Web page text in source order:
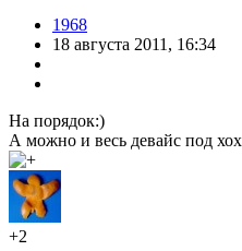
1968
18 августа 2011, 16:34
На порядок:)
А можно и весь девайс под
+2